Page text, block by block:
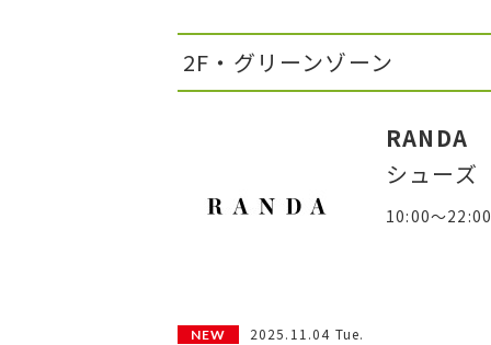
2F・グリーンゾーン
RANDA
シューズ
10:00～
2025.11.04 Tue.